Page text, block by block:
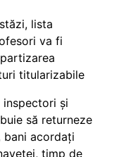
lista
va fi
titularizabile
inspectori și
să returneze
bani acordați
timp de